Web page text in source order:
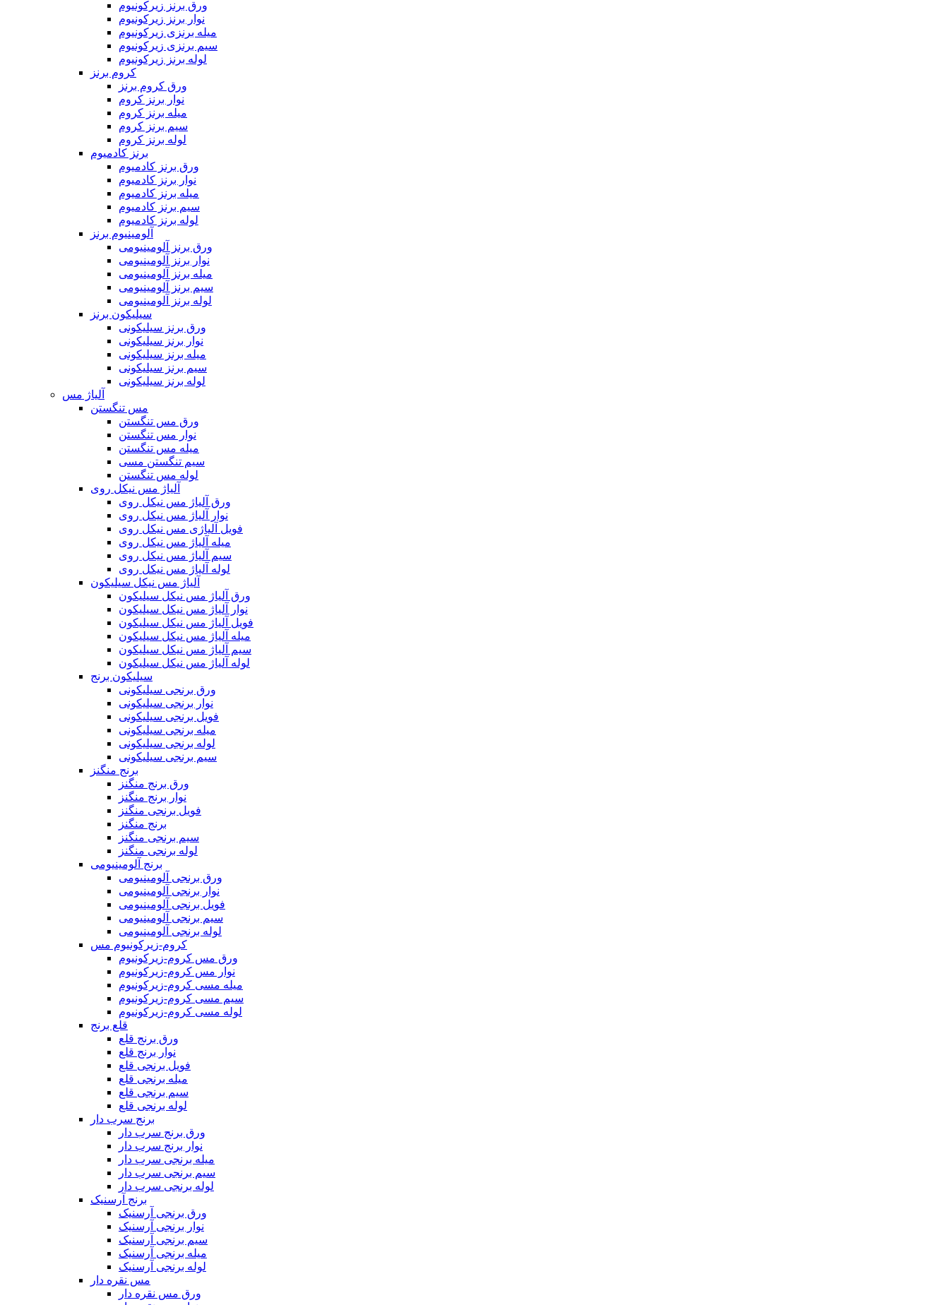
ورق برنز زیرکونیوم
نوار برنز زیرکونیوم
میله برنزی زیرکونیوم
سیم برنزی زیرکونیوم
لوله برنز زیرکونیوم
کروم برنز
ورق کروم برنز
نوار برنز کروم
میله برنز کروم
سیم برنز کروم
لوله برنز کروم
برنز کادمیوم
ورق برنز کادمیوم
نوار برنز کادمیوم
میله برنز کادمیوم
سیم برنز کادمیوم
لوله برنز کادمیوم
آلومینیوم برنز
ورق برنز آلومینیومی
نوار برنز آلومینیومی
میله برنز آلومینیومی
سیم برنز آلومینیومی
لوله برنز آلومینیومی
سیلیکون برنز
ورق برنز سیلیکونی
نوار برنز سیلیکونی
میله برنز سیلیکونی
سیم برنز سیلیکونی
لوله برنز سیلیکونی
آلیاژ مس
مس تنگستن
ورق مس تنگستن
نوار مس تنگستن
میله مس تنگستن
سیم تنگستن مسی
لوله مس تنگستن
آلیاژ مس نیکل روی
ورق آلیاژ مس نیکل روی
نوار آلیاژ مس نیکل روی
فویل آلیاژی مس نیکل روی
میله آلیاژ مس نیکل روی
سیم آلیاژ مس نیکل روی
لوله آلیاژ مس نیکل روی
آلیاژ مس نیکل سیلیکون
ورق آلیاژ مس نیکل سیلیکون
نوار آلیاژ مس نیکل سیلیکون
فویل آلیاژ مس نیکل سیلیکون
میله آلیاژ مس نیکل سیلیکون
سیم آلیاژ مس نیکل سیلیکون
لوله آلیاژ مس نیکل سیلیکون
سیلیکون برنج
ورق برنجی سیلیکونی
نوار برنجی سیلیکونی
فویل برنجی سیلیکونی
میله برنجی سیلیکونی
لوله برنجی سیلیکونی
سیم برنجی سیلیکونی
برنج منگنز
ورق برنج منگنز
نوار برنج منگنز
فویل برنجی منگنز
برنج منگنز
سیم برنجی منگنز
لوله برنجی منگنز
برنج آلومینیومی
ورق برنجی آلومینیومی
نوار برنجی آلومینیومی
فویل برنجی آلومینیومی
سیم برنجی آلومینیومی
لوله برنجی آلومینیومی
کروم-زیرکونیوم مس
ورق مس کروم-زیرکونیوم
نوار مس کروم-زیرکونیوم
میله مسی کروم-زیرکونیوم
سیم مسی کروم-زیرکونیوم
لوله مسی کروم-زیرکونیوم
قلع برنج
ورق برنج قلع
نوار برنج قلع
فویل برنجی قلع
میله برنجی قلع
سیم برنجی قلع
لوله برنجی قلع
برنج سرب دار
ورق برنج سرب دار
نوار برنج سرب دار
میله برنجی سرب دار
سیم برنجی سرب دار
لوله برنجی سرب دار
برنج آرسنیک
ورق برنجی آرسنیک
نوار برنجی آرسنیک
سیم برنجی آرسنیک
میله برنجی آرسنیک
لوله برنجی آرسنیک
مس نقره دار
ورق مس نقره دار